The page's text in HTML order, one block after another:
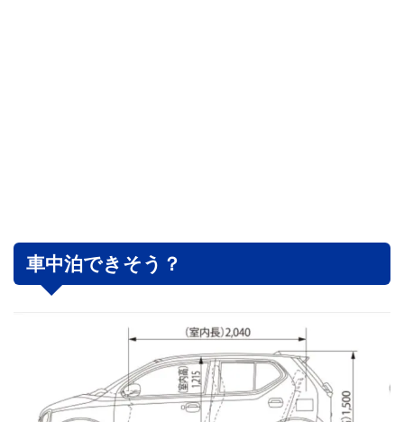
車中泊できそう？